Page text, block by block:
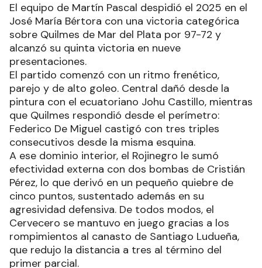
El equipo de Martín Pascal despidió el 2025 en el
José María Bértora con una victoria categórica
sobre Quilmes de Mar del Plata por 97-72 y
alcanzó su quinta victoria en nueve
presentaciones.
El partido comenzó con un ritmo frenético,
parejo y de alto goleo. Central dañó desde la
pintura con el ecuatoriano Johu Castillo, mientras
que Quilmes respondió desde el perímetro:
Federico De Miguel castigó con tres triples
consecutivos desde la misma esquina.
A ese dominio interior, el Rojinegro le sumó
efectividad externa con dos bombas de Cristián
Pérez, lo que derivó en un pequeño quiebre de
cinco puntos, sustentado además en su
agresividad defensiva. De todos modos, el
Cervecero se mantuvo en juego gracias a los
rompimientos al canasto de Santiago Ludueña,
que redujo la distancia a tres al término del
primer parcial.